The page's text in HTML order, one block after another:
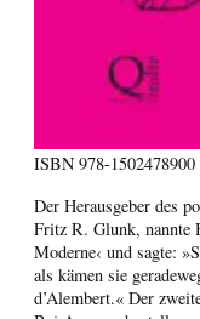
ISBN 978-1502478900
Der Herausgeber des
Fritz R. Glunk, nannte
Moderne‹ und sagte:
als kämen sie
d’Alembert.« Der